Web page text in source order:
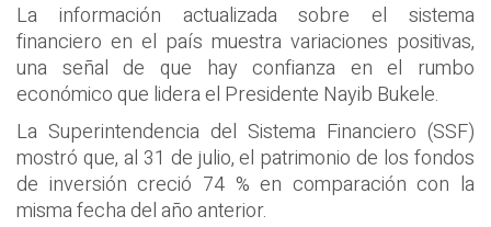
La información actualizada sobre el sistema
financiero en el país muestra variaciones positivas,
una señal de que hay confianza en el rumbo
económico que lidera el Presidente Nayib Bukele.
La Superintendencia del Sistema Financiero (SSF)
mostró que, al 31 de julio, el patrimonio de los fondos
de inversión creció 74 % en comparación con la
misma fecha del año anterior.